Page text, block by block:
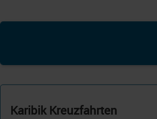
Karibik Kreuzfahrten